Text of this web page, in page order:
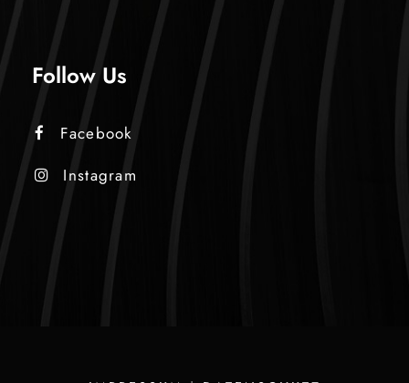
Follow Us
Facebook
Instagram